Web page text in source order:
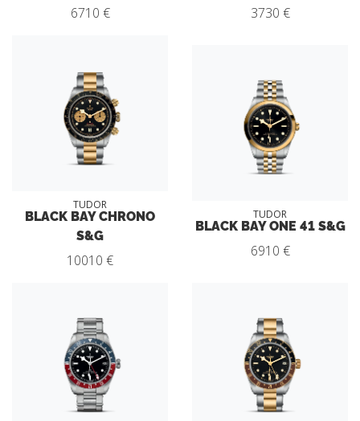
6710 €
3730 €
TUDOR
BLACK BAY CHRONO
S&G
10010 €
TUDOR
BLACK BAY ONE 41 S&G
6910 €